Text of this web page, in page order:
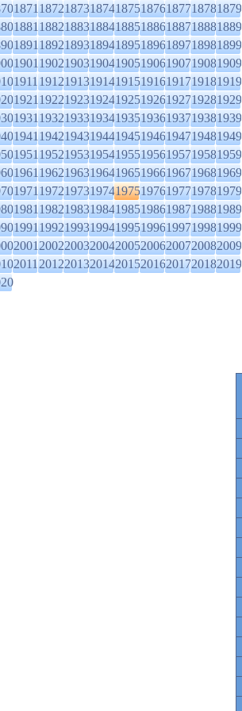
187118721873187418751876187718781879
188118821883188418851886188718881889
189118921893189418951896189718981899
190119021903190419051906190719081909
191119121913191419151916191719181919
192119221923192419251926192719281929
193119321933193419351936193719381939
194119421943194419451946194719481949
195119521953195419551956195719581959
196119621963196419651966196719681969
197119721973197419751976197719781979
198119821983198419851986198719881989
199119921993199419951996199719981999
200120022003200420052006200720082009
201120122013201420152016201720182019